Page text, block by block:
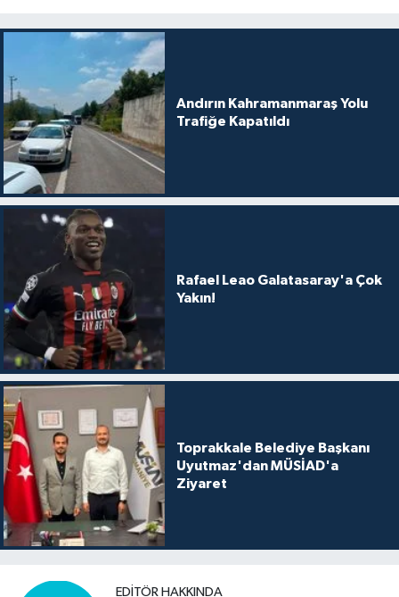
Andırın Kahramanmaraş Yolu
Trafiğe Kapatıldı
Rafael Leao Galatasaray'a Çok
Yakın!
Toprakkale Belediye Başkanı
Uyutmaz'dan MÜSİAD'a
Ziyaret
EDITÖR HAKKINDA